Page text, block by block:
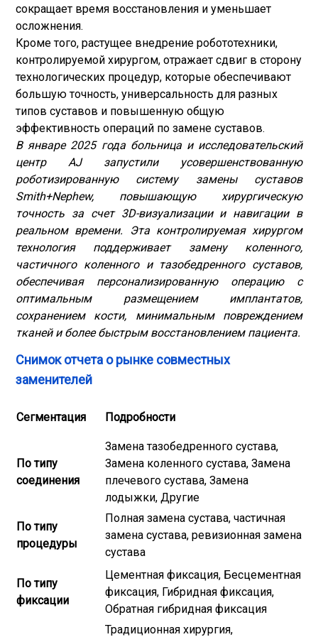
сокращает время восстановления и уменьшает
осложнения.
Кроме того, растущее внедрение робототехники,
контролируемой хирургом, отражает сдвиг в сторону
технологических процедур, которые обеспечивают
большую точность, универсальность для разных
типов суставов и повышенную общую
эффективность операций по замене суставов.
В январе 2025 года больница и исследовательский
центр AJ запустили усовершенствованную
роботизированную систему замены суставов
Smith+Nephew, повышающую хирургическую
точность за счет 3D-визуализации и навигации в
реальном времени. Эта контролируемая хирургом
технология поддерживает замену коленного,
частичного коленного и тазобедренного суставов,
обеспечивая персонализированную операцию с
оптимальным размещением имплантатов,
сохранением кости, минимальным повреждением
тканей и более быстрым восстановлением пациента.
Снимок отчета о рынке совместных
заменителей
Сегментация Подробности
По типу
соединения
Замена тазобедренного сустава,
Замена коленного сустава, Замена
плечевого сустава, Замена
лодыжки, Другие
По типу
процедуры
Полная замена сустава, частичная
замена сустава, ревизионная замена
сустава
По типу
фиксации
Цементная фиксация, Бесцементная
фиксация, Гибридная фиксация,
Обратная гибридная фиксация
Традиционная хирургия,